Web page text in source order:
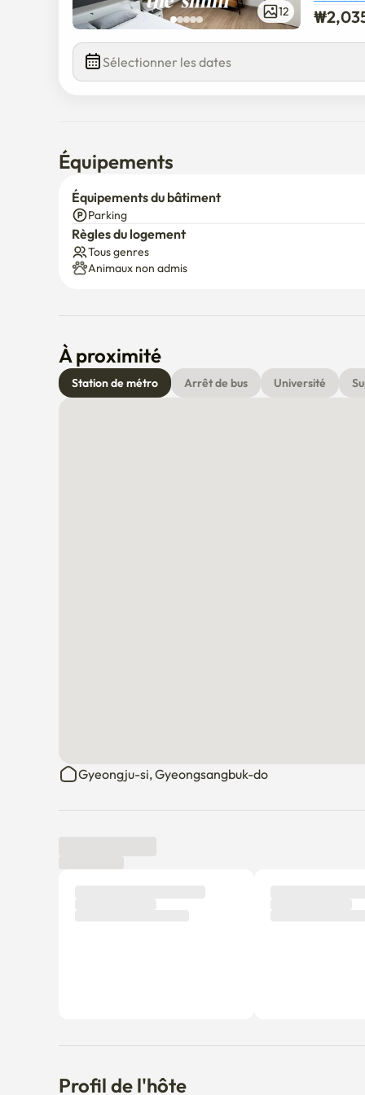
12 ₩
Sélectionner les dates
Équipements
Équipements du bâtiment
Parking
Règles du logement
Tous genres
Animaux non admis
À proximité
Station de métro Arrêt de bus Université
Gyeongju-si, Gyeongsangbuk-do
Nouveau
Vérifié